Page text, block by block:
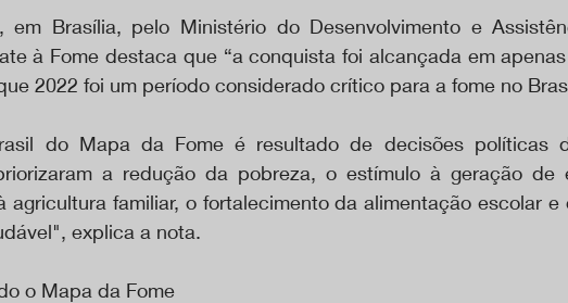
em Brasília, pelo Ministério do Desenvolvimento e
à Fome destaca que “a conquista foi alcançada em
2022 foi um período considerado crítico para a fome no
do Mapa da Fome é resultado de decisões políticas
a redução da pobreza, o estímulo à geração de
agricultura familiar, o fortalecimento da alimentação escolar e
explica a nota.
o Mapa da Fome